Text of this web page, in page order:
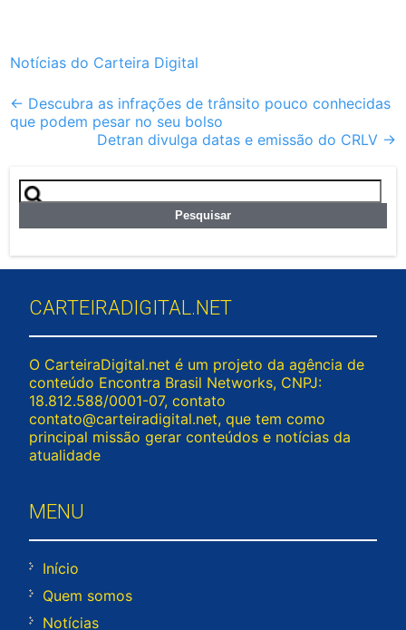
Notícias do Carteira Digital
Post
navigation
← Descubra as infrações de trânsito pouco conhecidas
que podem pesar no seu bolso
Detran divulga datas e emissão do CRLV →
Pesquisar
por:
CARTEIRADIGITAL.NET
O CarteiraDigital.net é um projeto da agência de
conteúdo Encontra Brasil Networks, CNPJ:
18.812.588/0001-07, contato
contato@carteiradigital.net, que tem como
principal missão gerar conteúdos e notícias da
atualidade
MENU
Início
Quem somos
Notícias